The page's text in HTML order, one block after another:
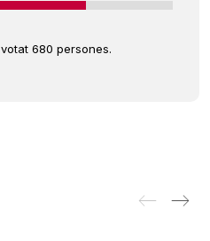
680 persones.